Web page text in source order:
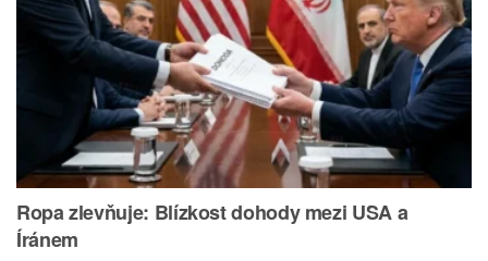
Ropa zlevňuje: Blízkost dohody mezi USA a
Íránem